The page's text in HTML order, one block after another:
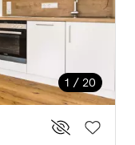
1 / 20